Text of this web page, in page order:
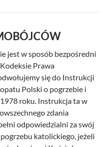
jest w sposób bezpośredni
Prawa
się do Instrukcji
Polski o pogrzebie i
roku. Instrukcja ta w
zdania
odpowiedzialni za swój
katolickiego, jeżeli